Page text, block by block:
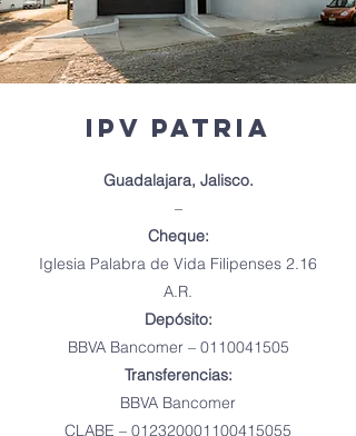
IPV PATRIA
Guadalajara, Jalisco.
–
Cheque:
Iglesia Palabra de Vida Filipenses 2.16
A.R.
Depósito:
BBVA Bancomer – 0110041505
Transferencias:
BBVA Bancomer
CLABE – 012320001100415055